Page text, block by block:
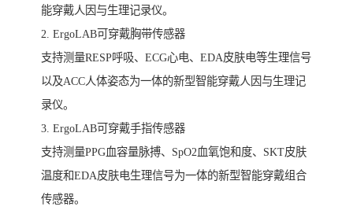
能穿戴人因与生理记录仪。
2. ErgoLAB可穿戴胸带传感器
支持测量RESP呼吸、ECG心电、EDA皮肤电等生理信号
以及ACC人体姿态为一体的新型智能穿戴人因与生理记
录仪。
3. ErgoLAB可穿戴手指传感器
支持测量PPG血容量脉搏、SpO2血氧饱和度、SKT皮肤
温度和EDA皮肤电生理信号为一体的新型智能穿戴组合
传感器。